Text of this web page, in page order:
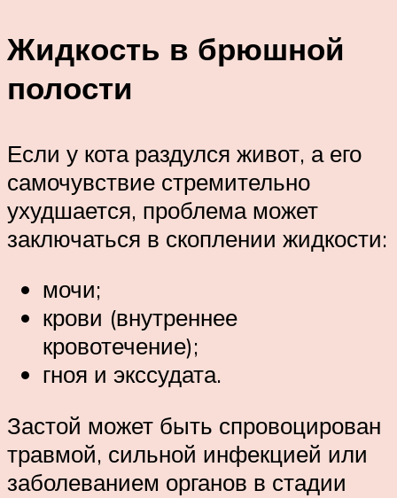
Жидкость в брюшной
полости
Если у кота раздулся живот, а его
самочувствие стремительно
ухудшается, проблема может
заключаться в скоплении жидкости:
мочи;
крови (внутреннее
кровотечение);
гноя и экссудата.
Застой может быть спровоцирован
травмой, сильной инфекцией или
заболеванием органов в стадии